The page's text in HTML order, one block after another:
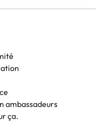
ambassadeurs
ça.